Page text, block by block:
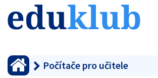
Počítače pro učitele